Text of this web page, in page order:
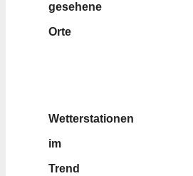
gesehene
Orte
Wetterstationen
im
Trend